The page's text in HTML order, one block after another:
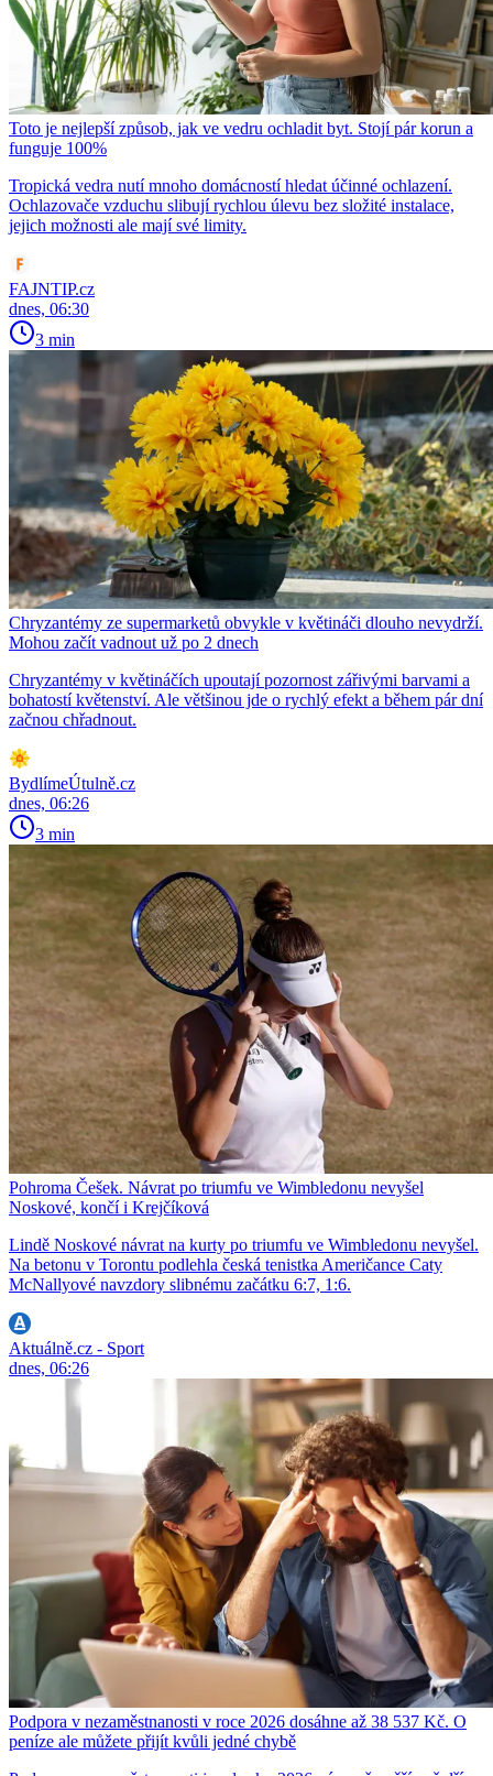
Toto je nejlepší způsob, jak ve vedru ochladit byt. Stojí pár korun a
funguje 100%
Tropická vedra nutí mnoho domácností hledat účinné ochlazení.
Ochlazovače vzduchu slibují rychlou úlevu bez složité instalace,
jejich možnosti ale mají své limity.
FAJNTIP.cz
dnes, 06:30
3 min
Chryzantémy ze supermarketů obvykle v květináči dlouho nevydrží.
Mohou začít vadnout už po 2 dnech
Chryzantémy v květináčích upoutají pozornost zářivými barvami a
bohatostí květenství. Ale většinou jde o rychlý efekt a během pár dní
začnou chřadnout.
BydlímeÚtulně.cz
dnes, 06:26
3 min
Pohroma Češek. Návrat po triumfu ve Wimbledonu nevyšel
Noskové, končí i Krejčíková
Lindě Noskové návrat na kurty po triumfu ve Wimbledonu nevyšel.
Na betonu v Torontu podlehla česká tenistka Američance Caty
McNallyové navzdory slibnému začátku 6:7, 1:6.
Aktuálně.cz - Sport
dnes, 06:26
Podpora v nezaměstnanosti v roce 2026 dosáhne až 38 537 Kč. O
peníze ale můžete přijít kvůli jedné chybě